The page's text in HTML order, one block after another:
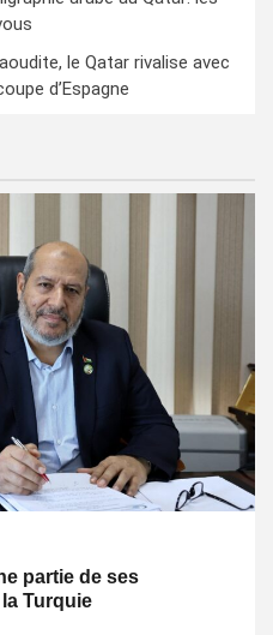
le Qatar rivalise avec
d’Espagne
partie de ses
Turquie